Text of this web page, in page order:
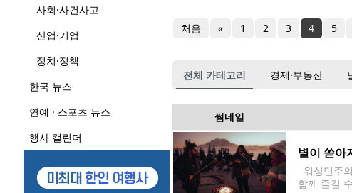
사회·사건사고
산업·기업
정치·정책
한국 뉴스
연예 · 스포츠 뉴스
행사 캘린더
처음 « 1 2 3 4 5
전체 카테고리 경제·부동산
썸네일
별이 쏟아
워싱턴주
함께 즐길